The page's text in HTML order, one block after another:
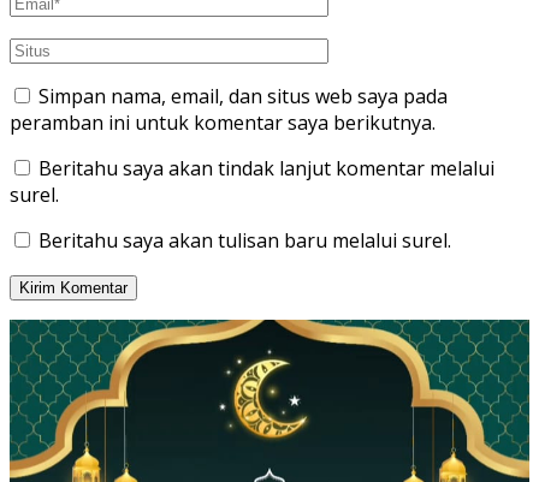
Simpan nama, email, dan situs web saya pada
peramban ini untuk komentar saya berikutnya.
Beritahu saya akan tindak lanjut komentar melalui
surel.
Beritahu saya akan tulisan baru melalui surel.